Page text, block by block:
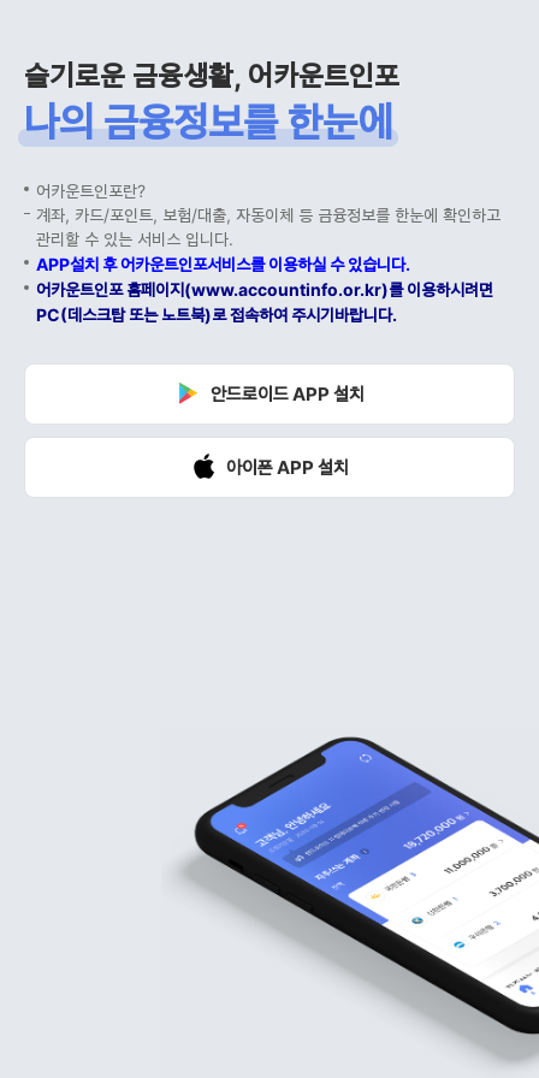
슬기로운 금융생활, 어카운트인포
나의 금융정보를 한눈에
어카운트인포란?
계좌, 카드/포인트, 보험/대출, 자동이체 등 금융정보를 한눈에 확인하고
관리할 수 있는 서비스 입니다.
APP설치 후 어카운트인포서비스를 이용하실 수 있습니다.
어카운트인포 홈페이지(www.accountinfo.or.kr)를 이용하시려면
PC(데스크탑 또는 노트북)로 접속하여 주시기바랍니다.
안드로이드 APP 설치
아이폰 APP 설치